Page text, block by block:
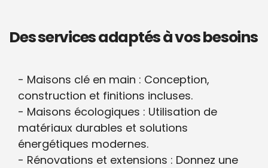
Des services adaptés à vos besoins
Maisons clé en main : Conception,
construction et finitions incluses.
Maisons écologiques : Utilisation de
matériaux durables et solutions
énergétiques modernes.
Rénovations et extensions : Donnez une